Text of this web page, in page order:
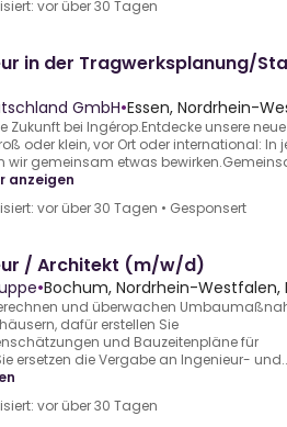
vor über 30 Tagen
in der Tragwerksplanung/
GmbH•Essen, Nordrhein-
Zukunft bei Ingérop.Entdecke unsere
oder klein, vor Ort oder international: In
wir gemeinsam etwas
anzeigen
vor über 30 Tagen • Gesponsert
/ Architekt (m/w/d)
•Bochum, Nordrhein-Westfalen,
und überwachen
dafür erstellen Sie
und Bauzeitenpläne für
ersetzen die Vergabe an Ingenieur-
vor über 30 Tagen